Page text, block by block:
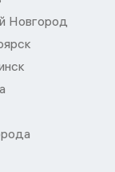
Новгород